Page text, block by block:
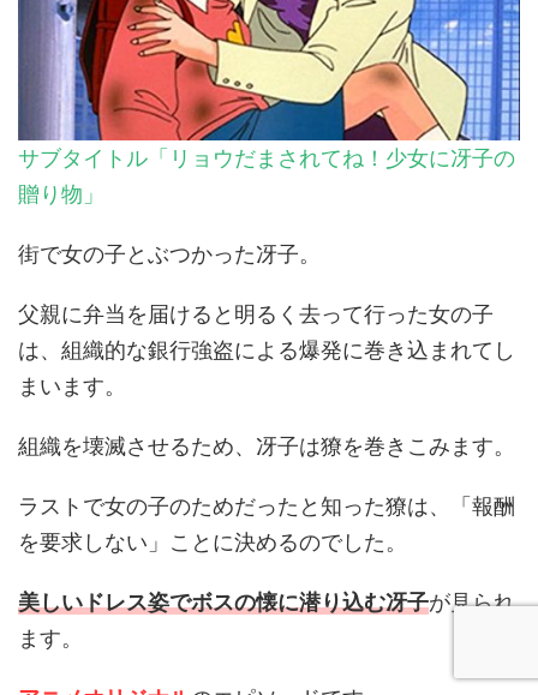
サブタイトル「リョウだまされてね！少女に冴子の
贈り物」
街で女の子とぶつかった冴子。
父親に弁当を届けると明るく去って行った女の子
は、組織的な銀行強盗による爆発に巻き込まれてし
まいます。
組織を壊滅させるため、冴子は獠を巻きこみます。
ラストで女の子のためだったと知った獠は、「報酬
を要求しない」ことに決めるのでした。
美しいドレス姿でボスの懐に潜り込む冴子が見られ
ます。